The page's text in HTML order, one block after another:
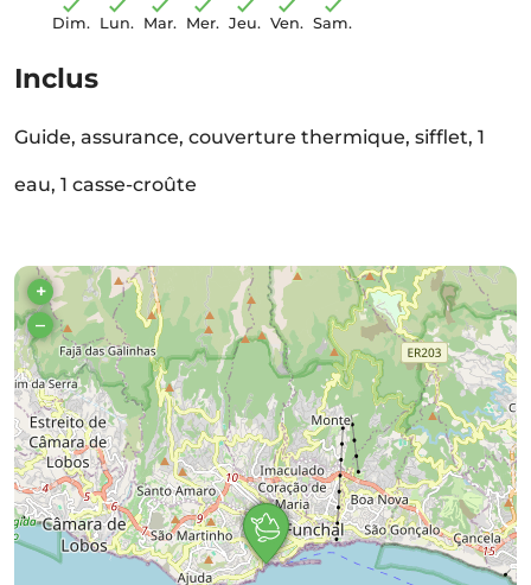
Dim. Lun. Mar. Mer. Jeu. Ven. Sam.
Inclus
Guide, assurance, couverture thermique, sifflet, 1
eau, 1 casse-croûte
+
–